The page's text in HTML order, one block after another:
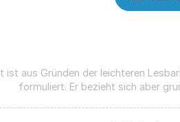
ist aus Gründen der leichteren
formuliert. Er bezieht sich aber